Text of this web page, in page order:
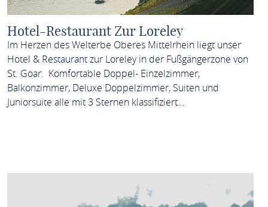
Hotel-Restaurant Zur Loreley
Im Herzen des Welterbe Oberes Mittelrhein liegt unser
Hotel & Restaurant zur Loreley in der Fußgängerzone von
St. Goar. Komfortable Doppel- Einzelzimmer,
Balkonzimmer, Deluxe Doppelzimmer, Suiten und
Juniorsuite alle mit 3 Sternen klassifiziert…